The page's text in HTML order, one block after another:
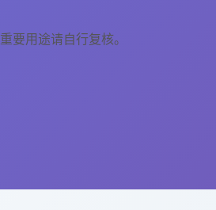
要用途请自行复核。